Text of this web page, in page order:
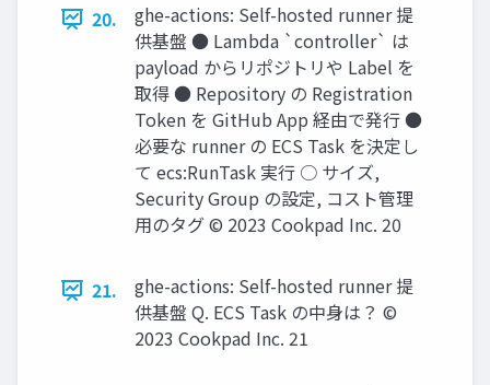
20.
ghe-actions: Self-hosted runner 提
供基盤 ● Lambda `controller` は
payload からリポジトリや Label を
取得 ● Repository の Registration
Token を GitHub App 経由で発行 ●
必要な runner の ECS Task を決定し
て ecs:RunTask 実行 ○ サイズ,
Security Group の設定, コスト管理
用のタグ © 2023 Cookpad Inc. 20
21.
ghe-actions: Self-hosted runner 提
供基盤 Q. ECS Task の中身は？ ©
2023 Cookpad Inc. 21